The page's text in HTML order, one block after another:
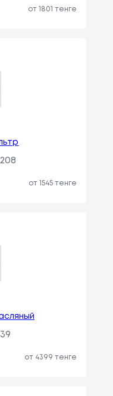
от 1801 тенге
от 1545 тенге
от 4399 тенге